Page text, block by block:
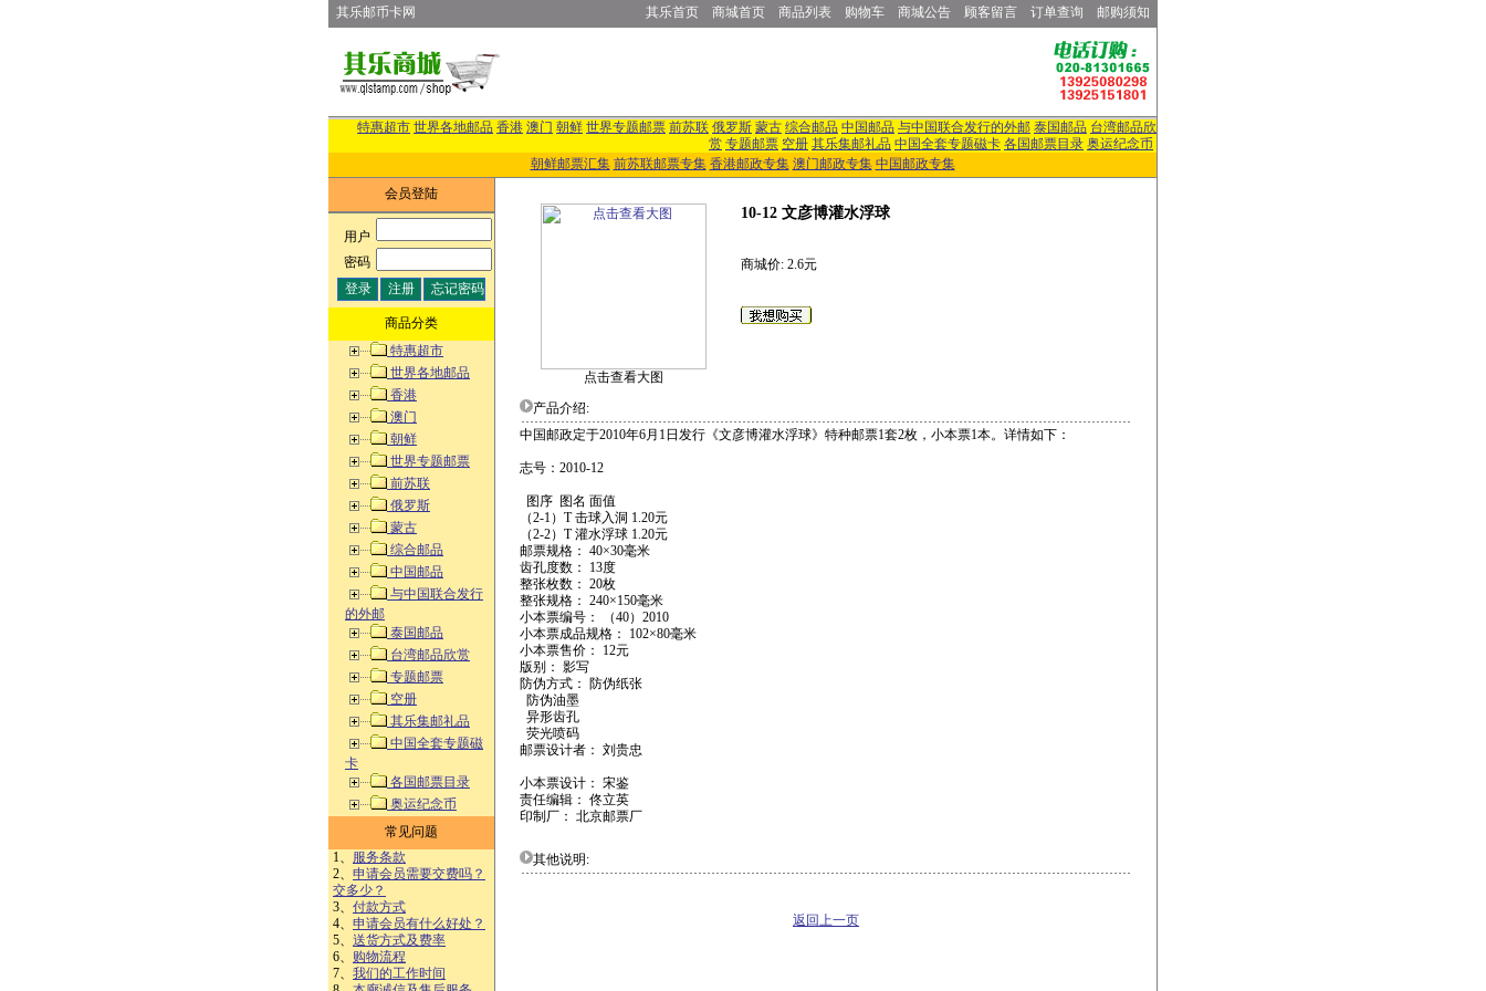
其乐邮币卡网 其乐首页 商城首页 商品列表 购物车 商城公告 顾客留言 订单查询 邮购须知
特惠超市 世界各地邮品 香港 澳门 朝鲜 世界专题邮票 前苏联 俄罗斯 蒙古 综合邮品 中国邮品 与中国联合发行的外邮 泰国邮品 台湾邮品欣
赏 专题邮票 空册 其乐集邮礼品 中国全套专题磁卡 各国邮票目录 奥运纪念币
朝鲜邮票汇集 前苏联邮票专集 香港邮政专集 澳门邮政专集 中国邮政专集
会员登陆
用户:
密码:
商品分类
特惠超市
世界各地邮品
香港
澳门
朝鲜
世界专题邮票
前苏联
俄罗斯
蒙古
综合邮品
中国邮品
与中国联合发行
的外邮
泰国邮品
台湾邮品欣赏
专题邮票
空册
其乐集邮礼品
中国全套专题磁
卡
各国邮票目录
奥运纪念币
常见问题
1、 服务条款
2、 申请会员需要交费吗？
交多少？
3、 付款方式
4、 申请会员有什么好处？
5、 送货方式及费率
6、 购物流程
7、 我们的工作时间
点击查看大图
10-12 文彦博灌水浮球
商城价: 2.6元
产品介绍:
中国邮政定于2010年6月1日发行《文彦博灌水浮球》特种邮票1套2枚，小本票1本。详情如下：
志号：2010-12
图序 图名 面值
（2-1）T 击球入洞 1.20元
（2-2）T 灌水浮球 1.20元
邮票规格： 40×30毫米
齿孔度数： 13度
整张枚数： 20枚
整张规格： 240×150毫米
小本票编号： （40）2010
小本票成品规格： 102×80毫米
小本票售价： 12元
版别： 影写
防伪方式： 防伪纸张
防伪油墨
异形齿孔
荧光喷码
邮票设计者： 刘贵忠
小本票设计： 宋鉴
责任编辑： 佟立英
印制厂： 北京邮票厂
其他说明:
返回上一页